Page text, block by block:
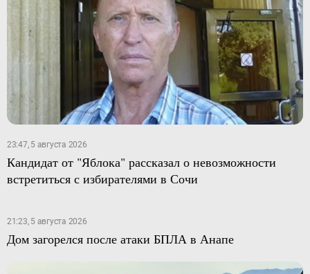
23:47, 5 августа 2026
Кандидат от "Яблока" рассказал о невозможности
встретиться с избирателями в Сочи
21:23, 5 августа 2026
Дом загорелся после атаки БПЛА в Анапе